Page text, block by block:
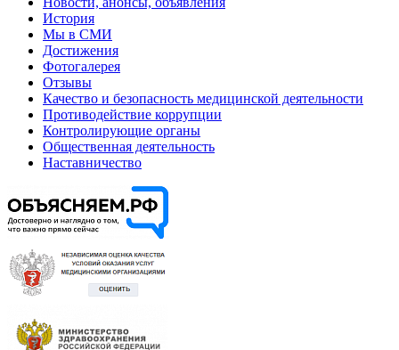
История
Мы в СМИ
Достижения
Фотогалерея
Отзывы
Качество и безопасность медицинской деятельности
Противодействие коррупции
Контролирующие органы
Общественная деятельность
Наставничество